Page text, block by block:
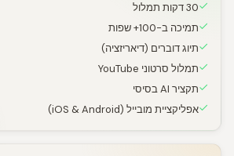
30 דקות תמלול
תמיכה ב-100+ שפות
תיוג דוברים (דיאריזציה)
תמלול סרטוני YouTube
תקציר AI בסיסי
אפליקציית מובייל (iOS & Android)